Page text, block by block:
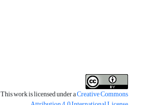
This work is licensed under aCreative Commons